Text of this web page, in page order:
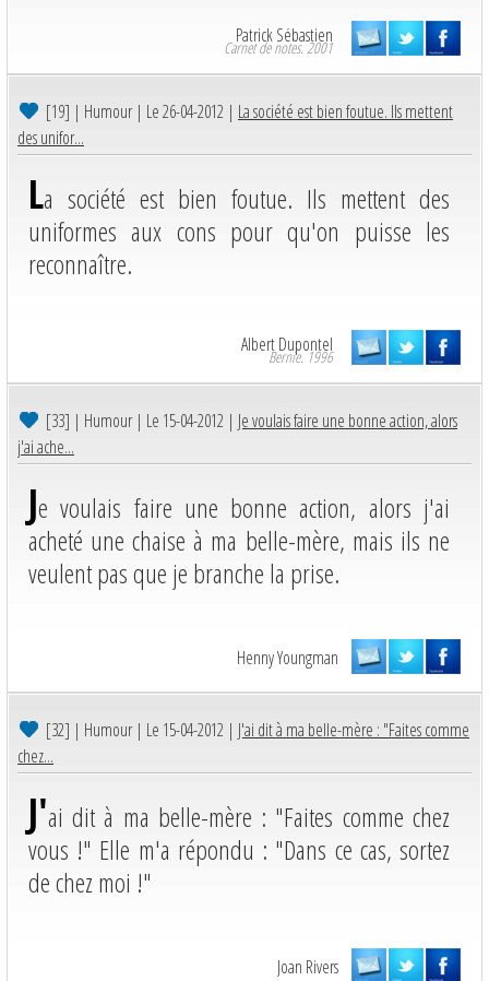
Patrick Sébastien
Carnet de notes. 2001
[19] | Humour | Le 26-04-2012 | La société est bien foutue. Ils mettent
des unifor...
La société est bien foutue. Ils mettent des
uniformes aux cons pour qu'on puisse les
reconnaître.
Albert Dupontel
Bernie. 1996
[33] | Humour | Le 15-04-2012 | Je voulais faire une bonne action, alors
j'ai ache...
Je voulais faire une bonne action, alors j'ai
acheté une chaise à ma belle-mère, mais ils ne
veulent pas que je branche la prise.
Henny Youngman
[32] | Humour | Le 15-04-2012 | J'ai dit à ma belle-mère : "Faites comme
chez...
J'ai dit à ma belle-mère : "Faites comme chez
vous !" Elle m'a répondu : "Dans ce cas, sortez
de chez moi !"
Joan Rivers